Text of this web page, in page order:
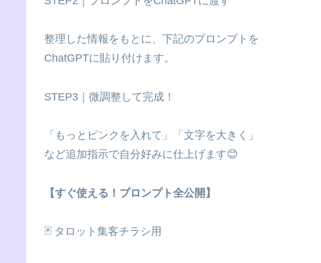
整理した情報をもとに、下記のプロンプトを
ChatGPTに貼り付けます。
STEP3｜微調整して完成！
「もっとピンクを入れて」「文字を大きく」
など追加指示で自分好みに仕上げます😊
【すぐ使える！プロンプト全公開】
🃏 タロット集客チラシ用